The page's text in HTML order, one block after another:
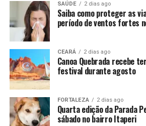
SAÚDE 2 dias ago
Saiba como proteger as
período de ventos fortes
CEARÁ 2 dias ago
Canoa Quebrada recebe
festival durante agosto
FORTALEZA 2 dias ago
Quarta edição da Parada
sábado no bairro Itaperi